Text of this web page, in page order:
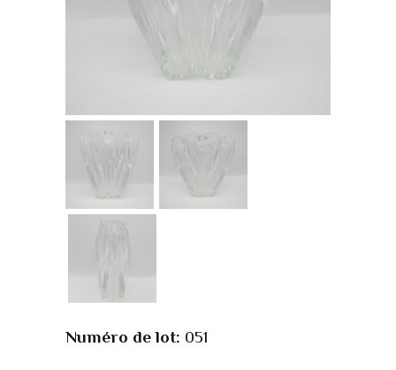
Numéro de lot: 051